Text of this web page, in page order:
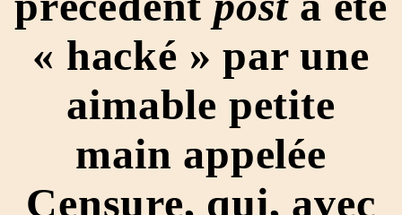
« hacké » par une
aimable petite
main appelée
Censure, qui, avec